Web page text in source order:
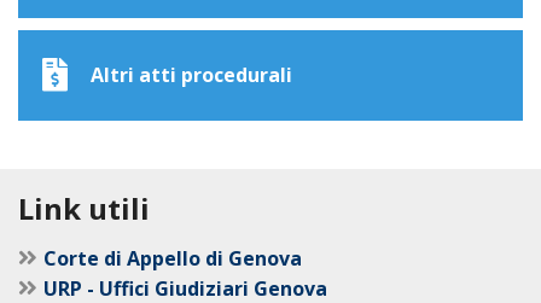
Altri atti procedurali
Link utili
Corte di Appello di Genova
URP - Uffici Giudiziari Genova